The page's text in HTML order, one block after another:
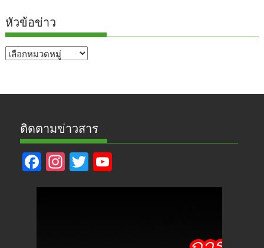
หัวข้อข่าว
หัวข้อ
ติดตามข่าวสาร
F
ac
In
st
T
w o